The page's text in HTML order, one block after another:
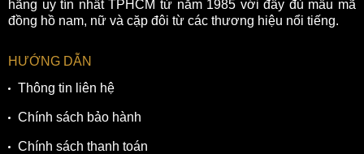
hãng uy tín nhất TPHCM từ năm 1985 với đầy đủ mẫu mã
đồng hồ nam, nữ và cặp đôi từ các thương hiệu nổi tiếng.
HƯỚNG DẪN
Thông tin liên hệ
Chính sách bảo hành
Chính sách thanh toán